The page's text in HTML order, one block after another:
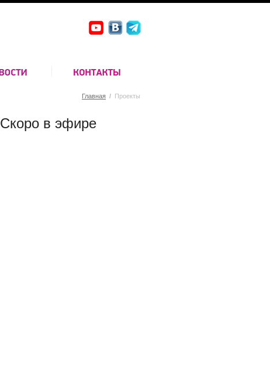
Главная / Проекты
Скоро в эфире